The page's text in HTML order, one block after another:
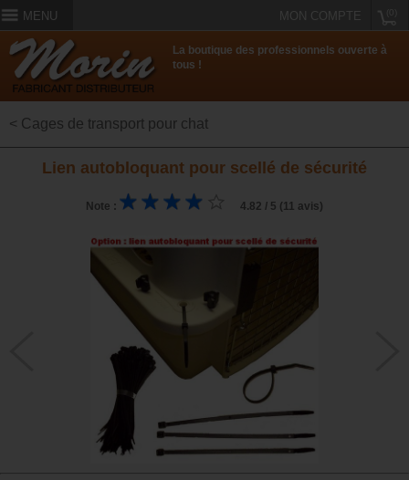
MENU MON COMPTE
La boutique des professionnels ouverte à
tous !
< Cages de transport pour chat
Lien autobloquant pour scellé de sécurité
Note : 4.82 / 5 (11 avis)